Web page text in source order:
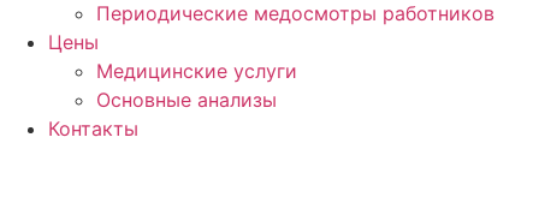
Периодические медосмотры работников
Цены
Медицинские услуги
Основные анализы
Контакты